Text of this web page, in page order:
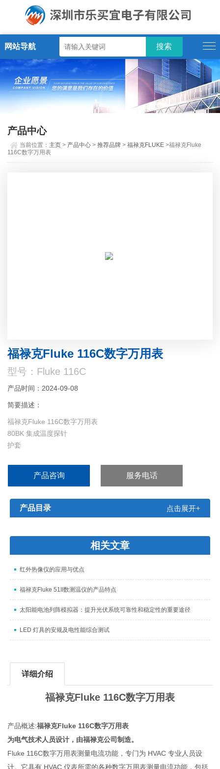
网站导航
产品中心
当前位置： 主页 > 产品中心 >推荐品牌 >福禄克FLUKE >福禄克Fluke
116C数字万用表
福禄克Fluke 116C数字万用表
型号：Fluke 116C
产品时间：2024-09-08
简要描述：
福禄克Fluke 116C数字万用表
80BK 集成温度探针
护套
产品咨询 服务电话
产品目录 点击展开+
相关文章
红外热像仪的应用与优点
福禄克Fluke 51II数测温仪的产品特点
太阳能电池列阵模拟器：提升光伏系统可靠性和稳定性的重要途径
LED 灯具的安规及电性能综合测试
详细介绍
福禄克Fluke 116C数字万用表
产品概述:福禄克Fluke 116C数字万用表
为电气技术人员设计，由福禄克公司制造。
Fluke 116C数字万用表测量电流功能，专门为 HVAC 专业人员设
计。它具有 HVAC 仪表所需的各种数字万用表测量电流功能，包括